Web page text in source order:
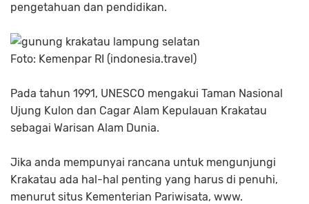
pengetahuan dan pendidikan.
Foto: Kemenpar RI (indonesia.travel)
Pada tahun 1991, UNESCO mengakui Taman Nasional
Ujung Kulon dan Cagar Alam Kepulauan Krakatau
sebagai Warisan Alam Dunia.
Jika anda mempunyai rancana untuk mengunjungi
Krakatau ada hal-hal penting yang harus di penuhi,
menurut situs Kementerian Pariwisata, www.